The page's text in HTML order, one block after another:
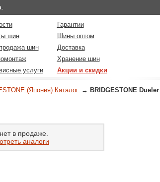
Гарантии
шин
Шины оптом
шин
Доставка
Хранение шин
услуги Акции и скидки
(Япония) Каталог. → BRIDGESTONE
в продаже.
аналоги